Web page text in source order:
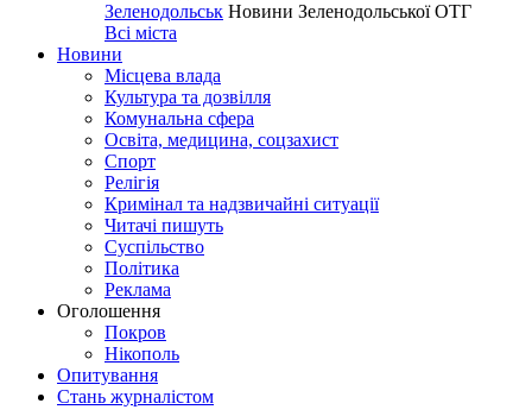
Зеленодольськ Новини Зеленодольської ОТГ
Всі міста
Новини
Місцева влада
Культура та дозвілля
Комунальна сфера
Освіта, медицина, соцзахист
Спорт
Релігія
Кримінал та надзвичайні ситуації
Читачі пишуть
Суспільство
Політика
Реклама
Оголошення
Покров
Нікополь
Опитування
Стань журналістом